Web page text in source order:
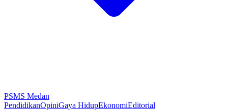
PSMS Medan
PendidikanOpiniGaya HidupEkonomiEditorial